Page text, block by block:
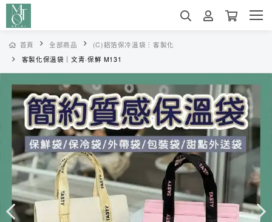
首頁 全部商品
(C)鋁箔保冷溫袋︙客製化
客製化保溫袋｜文青·保鮮 M131